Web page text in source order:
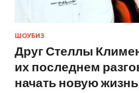
ШОУБИЗ
Друг Стеллы
их последнем
начать новую жизнь